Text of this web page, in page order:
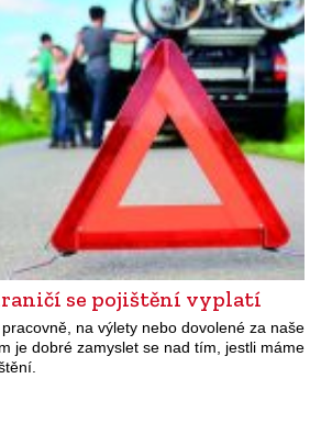
se pojištění vyplatí
na výlety nebo dovolené za naše
je dobré zamyslet se nad tím, jestli máme